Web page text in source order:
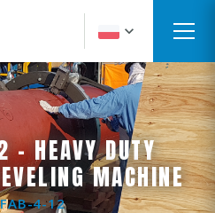
- HEAVY DUTY
MACHINE
4-12